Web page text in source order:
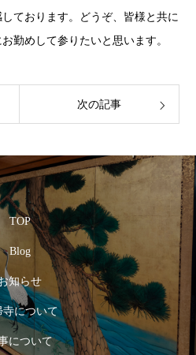
ております。どうぞ、皆様と共に
勤めして参りたいと思います。
次の記事
TOP
Blog
知らせ
寺について
について